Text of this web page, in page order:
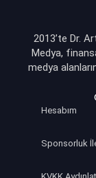
2013’te Dr.
Medya,
medya
Hesabım
Sponsorluk